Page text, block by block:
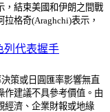
，結束美國和伊朗之間戰
格奇(Araghchi)表示，
列代表握手
策或日圓匯率影響無直
作建議不具參考價值。由
經濟、企業財報或地緣